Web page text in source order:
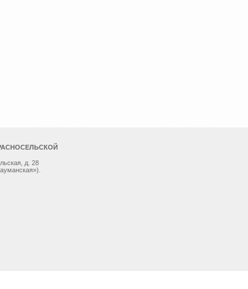
д. 28